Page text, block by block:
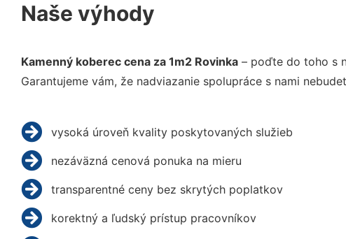
Naše výhody
Kamenný koberec cena za 1m2 Rovinka – poďte do toho s
Garantujeme vám, že nadviazanie spolupráce s nami
vysoká úroveň kvality poskytovaných služieb
nezáväzná cenová ponuka na mieru
transparentné ceny bez skrytých poplatkov
korektný a ľudský prístup pracovníkov